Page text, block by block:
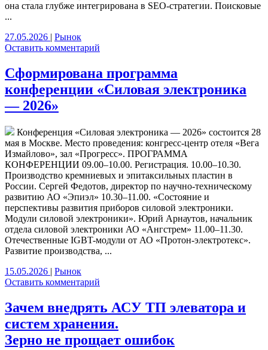
она стала глубже интегрирована в SEO-стратегии. Поисковые
...
27.05.2026
Рынок
Оставить комментарий
Сформирована программа
конференции «Силовая электроника
— 2026»
Конференция «Силовая электроника — 2026» состоится 28
мая в Москве. Место проведения: конгресс-центр отеля «Вега
Измайлово», зал «Прогресс». ПРОГРАММА
КОНФЕРЕНЦИИ 09.00–10.00. Регистрация. 10.00–10.30.
Производство кремниевых и эпитаксильных пластин в
России. Сергей Федотов, директор по научно-техническому
развитию АО «Эпиэл» 10.30–11.00. «Состояние и
перспективы развития приборов силовой электроники.
Модули силовой электроники». Юрий Арнаутов, начальник
отдела силовой электроники АО «Ангстрем» 11.00–11.30.
Отечественные IGBT-модули от АО «Протон-электротекс».
Развитие производства, ...
15.05.2026 | Рынок
Оставить комментарий
Зачем внедрять АСУ ТП элеватора и
систем хранения.
Зерно не прощает ошибок